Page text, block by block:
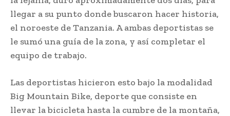
llegar a su punto donde buscaron hacer historia,
el noroeste de Tanzania. A ambas deportistas se
le sumó una guía de la zona, y así completar el
equipo de trabajo.
Las deportistas hicieron esto bajo la modalidad
Big Mountain Bike, deporte que consiste en
llevar la bicicleta hasta la cumbre de la montaña,